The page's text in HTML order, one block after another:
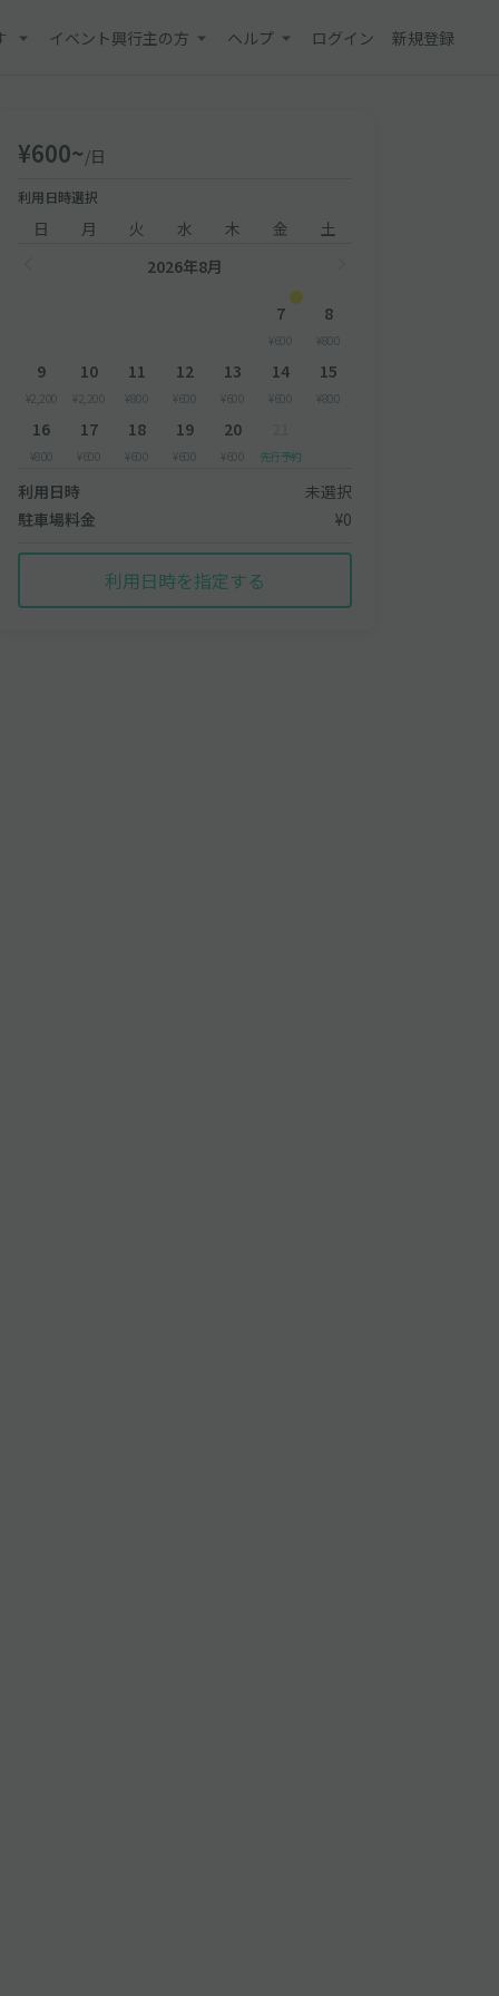
イベント興行主の方 ヘルプ ログイン 新規登録
¥600~/日
利用日時選択
日 月 火 水 木 金
土
2026年8月
7
¥600
8
¥800
9
¥2,200
10
¥2,200
11
¥800
12
¥600
13
¥600
14
¥600
15
¥800
16
¥800
17
¥600
18
¥600
19
¥600
20
¥600 先行予約
利用日時
未選択
駐車場料金
¥0
利用日時を指定する